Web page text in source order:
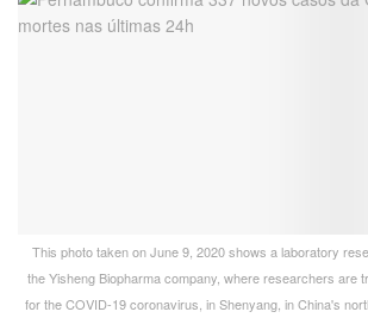
This photo taken on June 9, 2020 shows a laboratory
the Yisheng Biopharma company, where researchers are
for the COVID-19 coronavirus, in Shenyang, in China's